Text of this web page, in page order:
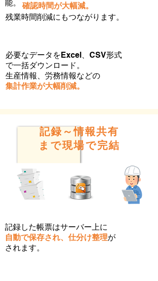
能。
​ 確認時間が大幅減。
残業時間削減にもつながります。
必要なデータをExcel、CSV形式
で一括ダウンロード。
生産情報、労務情報などの
​集計作業が大幅削減。
​記録～情報共有
まで現場で完結
​記録した帳票はサーバー上に
自動で保存され、仕分け整理が
されます。